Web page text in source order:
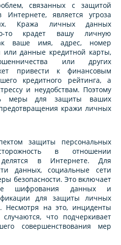
связанных с защитой
является угроза
Кража личных данных
то крадет вашу личную
ваше имя, адрес, номер
или данные кредитной карты,
или других
привести к финансовым
кредитного рейтинга, а
и неудобствам. Поэтому
меры для защиты ваших
кражи личных
защиты персональных
в отношении
в Интернете. Для
данных, социальные сети
безопасности. Это включает
шифрования данных и
для защиты личных
Несмотря на это, инциденты
что подчеркивает
совершенствования мер